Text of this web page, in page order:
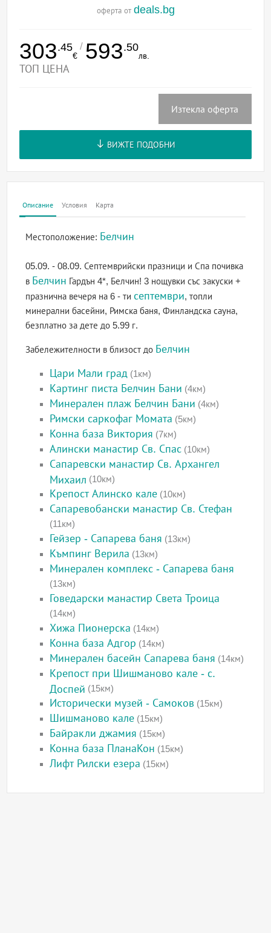
оферта от deals.bg
303.45
€
/ 593.50
лв.
ТОП ЦЕНА
Изтекла оферта
ВИЖТЕ ПОДОБНИ
Описание Условия Карта
Местоположение: Белчин
05.09. - 08.09. Септемврийски празници и Спа почивка
в Белчин Гардън 4*, Белчин! 3 нощувки със закуски +
празнична вечеря на 6 - тисептември, топли
минерални басейни, Римска баня, Финландска сауна,
безплатно за дете до 5.99 г.
Забележителности в близост до Белчин
Цари Мали град (1км)
Картинг писта Белчин Бани (4км)
Минерален плаж Белчин Бани (4км)
Римски саркофаг Момата (5км)
Конна база Виктория (7км)
Алински манастир Св. Спас (10км)
Сапаревски манастир Св. Архангел
Михаил (10км)
Крепост Алинско кале (10км)
Сапаревобански манастир Св. Стефан
(11км)
Гейзер - Сапарева баня (13км)
Къмпинг Верила (13км)
Минерален комплекс - Сапарева баня
(13км)
Говедарски манастир Света Троица
(14км)
Хижа Пионерска (14км)
Конна база Адгор (14км)
Минерален басейн Сапарева баня (14км)
Крепост при Шишманово кале - с.
Доспей (15км)
Исторически музей - Самоков (15км)
Шишманово кале (15км)
Байракли джамия (15км)
Конна база ПланаКон (15км)
Лифт Рилски езера (15км)